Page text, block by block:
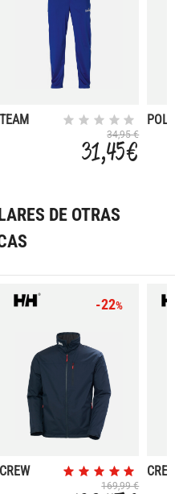
TEAM
34,95 €
31,45 €
DE OTRAS
-22%
CREW
169,99 €